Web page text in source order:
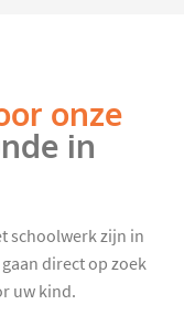
onze
in
schoolwerk zijn in
direct op zoek
uw kind.